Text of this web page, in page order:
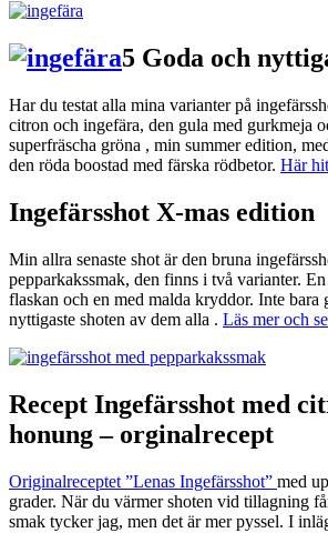
5 Goda och
Har du testat alla mina varianter på
citron och ingefära, den gula med gurkmeja
superfräscha gröna , min summer edition,
den röda boostad med färska rödbetor. Här
Ingefärsshot X-mas edition
Min allra senaste shot är den bruna
pepparkakssmak, den finns i två varianter.
flaskan och en med malda kryddor. Inte bara
nyttigaste shoten av dem alla . Läs mer och
Recept Ingefärsshot med
honung – orginalrecept
Originalreceptet ”Lenas Ingefärsshot” med
grader. När du värmer shoten vid tillagning
smak tycker jag, men det är mer pyssel. I